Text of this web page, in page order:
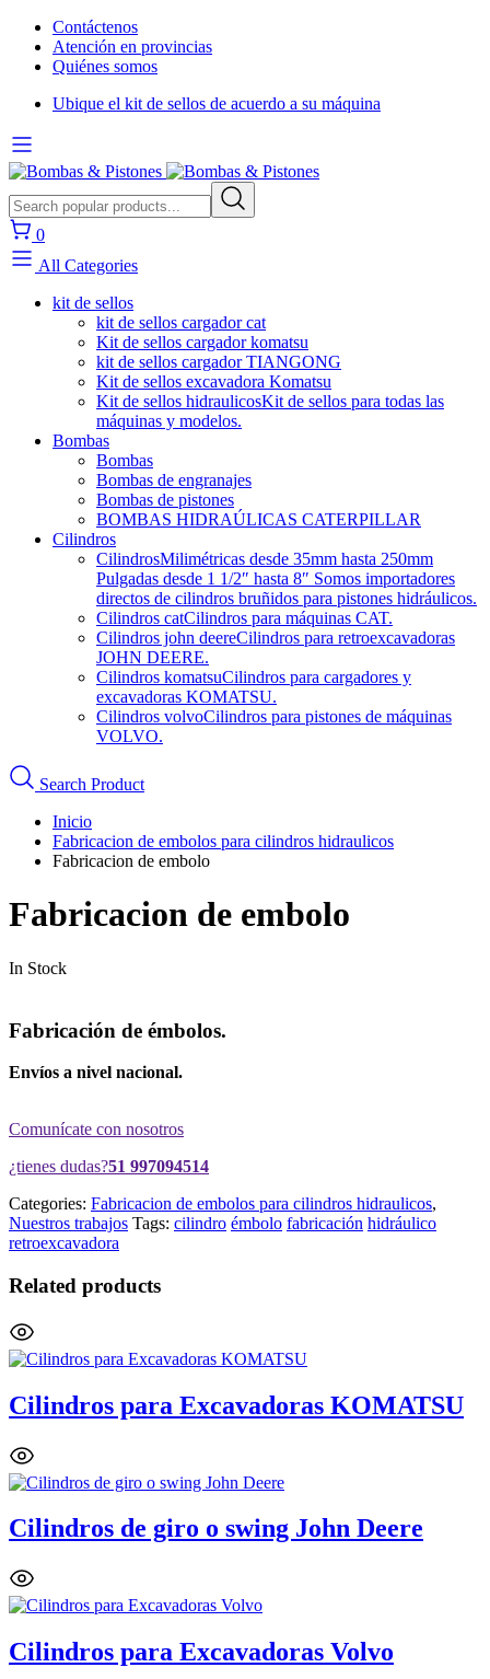
Contáctenos
Atención en provincias
Quiénes somos
Ubique el kit de sellos de acuerdo a su máquina
0
All Categories
kit de sellos
kit de sellos cargador cat
Kit de sellos cargador komatsu
kit de sellos cargador TIANGONG
Kit de sellos excavadora Komatsu
Kit de sellos hidraulicosKit de sellos para todas las
máquinas y modelos.
Bombas
Bombas
Bombas de engranajes
Bombas de pistones
BOMBAS HIDRAÚLICAS CATERPILLAR
Cilindros
CilindrosMilimétricas desde 35mm hasta 250mm
Pulgadas desde 1 1/2″ hasta 8″ Somos importadores
directos de cilindros bruñidos para pistones hidráulicos.
Cilindros catCilindros para máquinas CAT.
Cilindros john deereCilindros para retroexcavadoras
JOHN DEERE.
Cilindros komatsuCilindros para cargadores y
excavadoras KOMATSU.
Cilindros volvoCilindros para pistones de máquinas
VOLVO.
Search Product
Inicio
Fabricacion de embolos para cilindros hidraulicos
Fabricacion de embolo
Fabricacion de embolo
In Stock
Fabricación de émbolos.
Envíos a nivel nacional.
Comunícate con nosotros
¿tienes dudas?51 997094514
Categories: Fabricacion de embolos para cilindros hidraulicos,
Nuestros trabajos Tags: cilindro émbolo fabricación hidráulico
retroexcavadora
Related products
Cilindros para Excavadoras KOMATSU
Cilindros de giro o swing John Deere
Cilindros para Excavadoras Volvo